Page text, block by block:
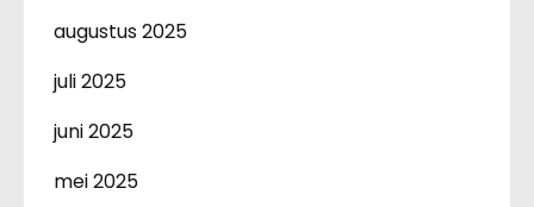
augustus 2025
juli 2025
juni 2025
mei 2025